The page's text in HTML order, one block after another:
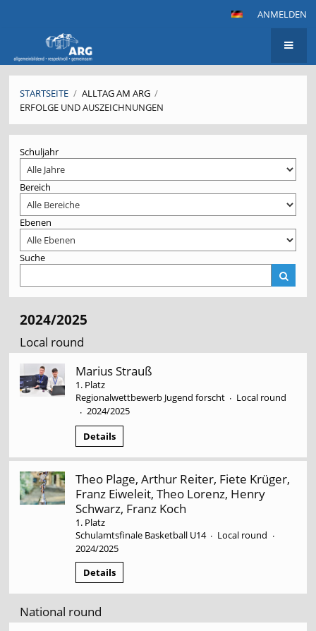
ANMELDEN
STARTSEITE / ALLTAG AM ARG /
ERFOLGE UND AUSZEICHNUNGEN
Erfolge
und
Auszeichnungen
Schuljahr
Bereich
Ebenen
Suche
2024/2025
Local round
Marius Strauß
1. Platz
Regionalwettbewerb Jugend forscht · Local round
· 2024/2025
Details
Theo Plage, Arthur Reiter, Fiete Krüger,
Franz Eiweleit, Theo Lorenz, Henry
Schwarz, Franz Koch
1. Platz
Schulamtsfinale Basketball U14 · Local round ·
2024/2025
Details
National round